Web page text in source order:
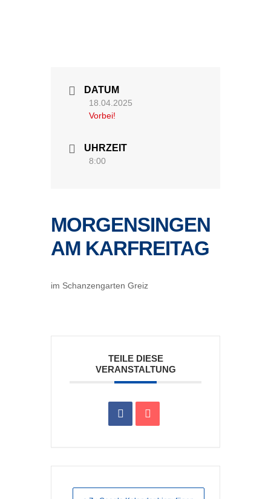
DATUM
18.04.2025
Vorbei!
UHRZEIT
8:00
MORGENSINGEN
AM KARFREITAG
im Schanzengarten Greiz
TEILE DIESE
VERANSTALTUNG